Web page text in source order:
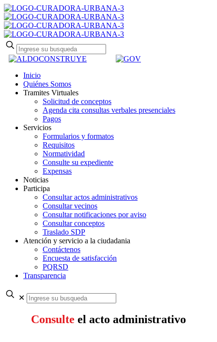
Inicio
Quiénes Somos
Tramites Virtuales
Solicitud de conceptos
Agenda cita consultas verbales presenciales
Pagos
Servicios
Formularios y formatos
Requisitos
Normatividad
Consulte su expediente
Expensas
Noticias
Participa
Consultar actos administrativos
Consultar vecinos
Consultar notificaciones por aviso
Consultar conceptos
Traslado SDP
Atención y servicio a la ciudadania
Contáctenos
Encuesta de satisfacción
PQRSD
Transparencia
✕
Consulte el acto administrativo